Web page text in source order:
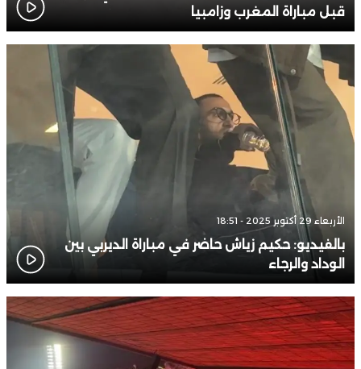
قبل مباراة المغرب وزامبيا
الأربعاء 29 أكتوبر 2025 - 18:51
بالفيديو: حكيم زياش حاضر في مباراة الديربي بين
الوداد والرجاء